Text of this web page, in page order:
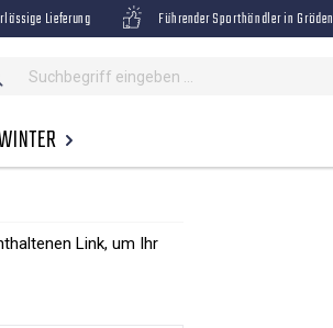
Lieferung Führender Sporthändler in Gröden
Link, um Ihr